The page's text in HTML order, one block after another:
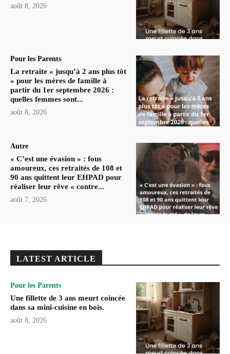
août 8, 2026
Pour les Parents
La retraite « jusqu’à 2 ans plus tôt
» pour les mères de famille à
partir du 1er septembre 2026 :
quelles femmes sont...
août 8, 2026
Autre
« C’est une évasion » : fous
amoureux, ces retraités de 108 et
90 ans quittent leur EHPAD pour
réaliser leur rêve « contre...
août 7, 2026
LATEST ARTICLE
Pour les Parents
Une fillette de 3 ans meurt coincée
dans sa mini-cuisine en bois.
août 8, 2026